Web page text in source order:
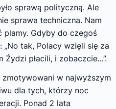
sprawą polityczną. Ale
sprawa techniczna. Nam
plamy. Gdyby do czegoś
tak, Polacy wzięli się za
płacili, i zobaczcie…”.
w najwyższym
dla tych, którzy noc
Ponad 2 lata